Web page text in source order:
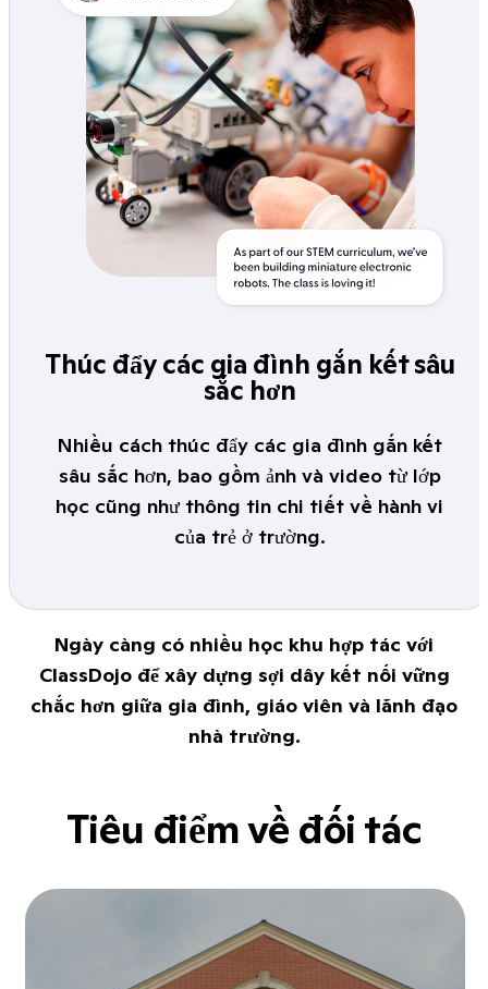
Thúc đẩy các gia đình gắn kết sâu
sắc hơn
Nhiều cách thúc đẩy các gia đình gắn kết
sâu sắc hơn, bao gồm ảnh và video từ lớp
học cũng như thông tin chi tiết về hành vi
của trẻ ở trường.
Ngày càng có nhiều học khu hợp tác với
ClassDojo để xây dựng sợi dây kết nối vững
chắc hơn giữa gia đình, giáo viên và lãnh đạo
nhà trường.
Tiêu điểm về đối tác